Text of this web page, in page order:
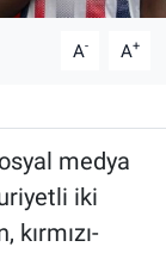
A- A+
medya
iki